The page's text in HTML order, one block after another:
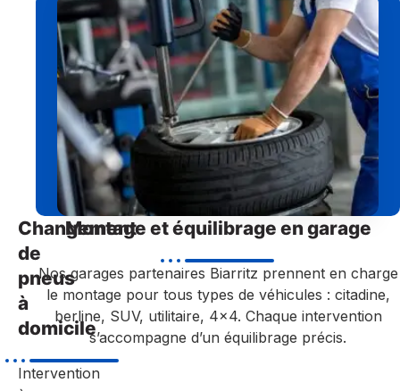
Changement
de
pneus
à
domicile
Intervention
Montage et équilibrage en garage
Nos garages partenaires Biarritz prennent en charge
le montage pour tous types de véhicules : citadine,
berline, SUV, utilitaire, 4×4. Chaque intervention
s’accompagne d’un équilibrage précis.